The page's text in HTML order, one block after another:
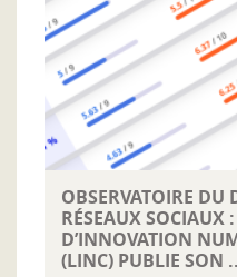
OBSERVATOIRE DU
RÉSEAUX SOCIAUX
D’INNOVATION
(LINC) PUBLIE SON